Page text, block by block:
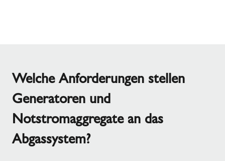
Welche Anforderungen stellen
Generatoren und
Notstromaggregate an das
Abgassystem?